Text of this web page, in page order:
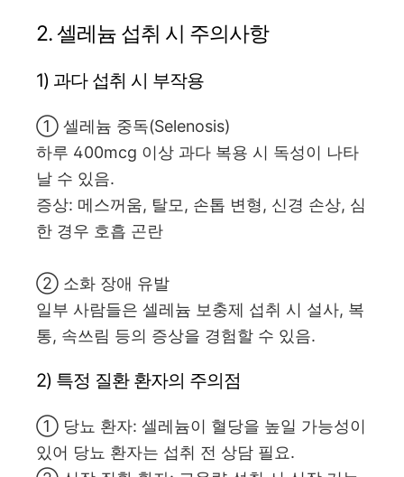
2. 셀레늄 섭취 시 주의사항
1) 과다 섭취 시 부작용
① 셀레늄 중독(Selenosis)
하루 400mcg 이상 과다 복용 시 독성이 나타
날 수 있음.
증상: 메스꺼움, 탈모, 손톱 변형, 신경 손상, 심
한 경우 호흡 곤란
② 소화 장애 유발
일부 사람들은 셀레늄 보충제 섭취 시 설사, 복
통, 속쓰림 등의 증상을 경험할 수 있음.
2) 특정 질환 환자의 주의점
① 당뇨 환자: 셀레늄이 혈당을 높일 가능성이
있어 당뇨 환자는 섭취 전 상담 필요.